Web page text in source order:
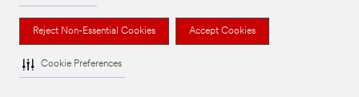
Reject Non-Essential Cookies Accept Cookies
Cookie Preferences